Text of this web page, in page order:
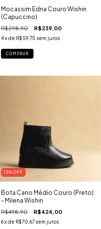
Mocassim Edna Couro Wishin
(Capuccino)
R$298,90 R$239,00
4 x de R$59,75 sem juros
COMPRAR
15% OFF
Bota Cano Médio Couro (Preto)
- Milena Wishin
R$498,90 R$424,00
6 x de R$70,67 sem juros